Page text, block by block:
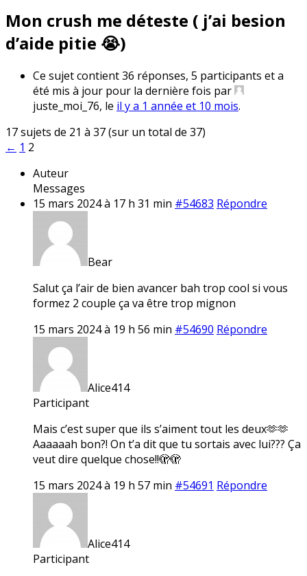
Mon crush me déteste ( j’ai besion
d’aide pitie 😭)
Ce sujet contient 36 réponses, 5 participants et a
été mis à jour pour la dernière fois par
juste_moi_76, le il y a 1 année et 10 mois.
17 sujets de 21 à 37 (sur un total de 37)
← 1 2
Auteur
Messages
15 mars 2024 à 17 h 31 min #54683 Répondre
Bear
Salut ça l’air de bien avancer bah trop cool si vous
formez 2 couple ça va être trop mignon
15 mars 2024 à 19 h 56 min #54690 Répondre
Alice414
Participant
Mais c’est super que ils s’aiment tout les deux🫶🫶
Aaaaaah bon?! On t’a dit que tu sortais avec lui??? Ça
veut dire quelque chose!!🫣🫣
15 mars 2024 à 19 h 57 min #54691 Répondre
Alice414
Participant